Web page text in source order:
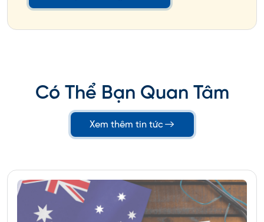
AP Japanese Language and Culture
Ai nên thi AP?
Các bạn học sinh THPT có nguyện vọng
học. Ngoài ra việc sở hữu chứng nhận hoàn thành
chương trình AP còn giúp tiết kiệm được một phần
chi phí khi quy đổi sang các tín chỉ tương đương
Có Thể Bạn Quan Tâm
Xem thêm tin tức